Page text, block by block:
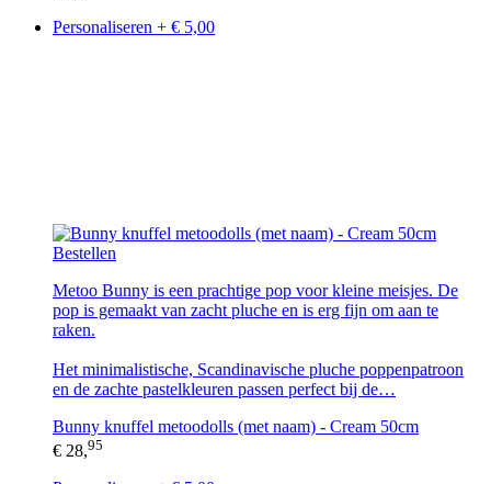
Personaliseren + € 5,00
Bestellen
Metoo Bunny is een prachtige pop voor kleine meisjes. De
pop is gemaakt van zacht pluche en is erg fijn om aan te
raken.
Het minimalistische, Scandinavische pluche poppenpatroon
en de zachte pastelkleuren passen perfect bij de…
Bunny knuffel metoodolls (met naam) - Cream 50cm
€ 28,95